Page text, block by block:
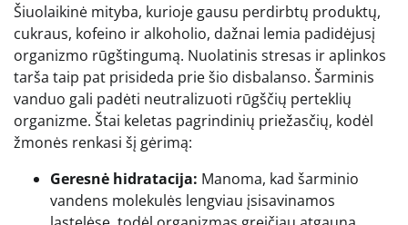
Šiuolaikinė mityba, kurioje gausu perdirbtų produktų,
cukraus, kofeino ir alkoholio, dažnai lemia padidėjusį
organizmo rūgštingumą. Nuolatinis stresas ir aplinkos
tarša taip pat prisideda prie šio disbalanso. Šarminis
vanduo gali padėti neutralizuoti rūgščių perteklių
organizme. Štai keletas pagrindinių priežasčių, kodėl
žmonės renkasi šį gėrimą:
Geresnė hidratacija: Manoma, kad šarminio
vandens molekulės lengviau įsisavinamos